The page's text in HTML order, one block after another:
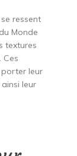
ressent
Monde
textures
leur
leur